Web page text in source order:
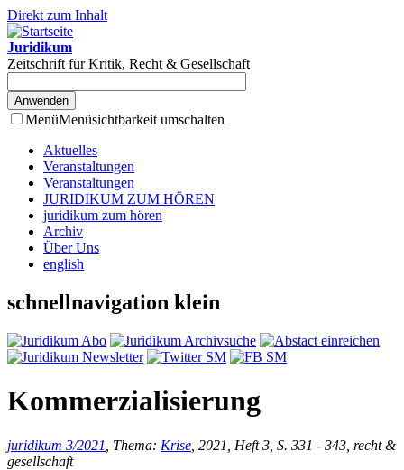
Direkt zum Inhalt
Juridikum
Zeitschrift für Kritik, Recht & Gesellschaft
MenüMenüsichtbarkeit umschalten
Aktuelles
Veranstaltungen
Veranstaltungen
JURIDIKUM ZUM HÖREN
juridikum zum hören
Archiv
Über Uns
english
schnellnavigation klein
Kommerzialisierung
juridikum 3/2021 , Thema: Krise , 2021, Heft 3, S. 331 - 343, recht &
gesellschaft